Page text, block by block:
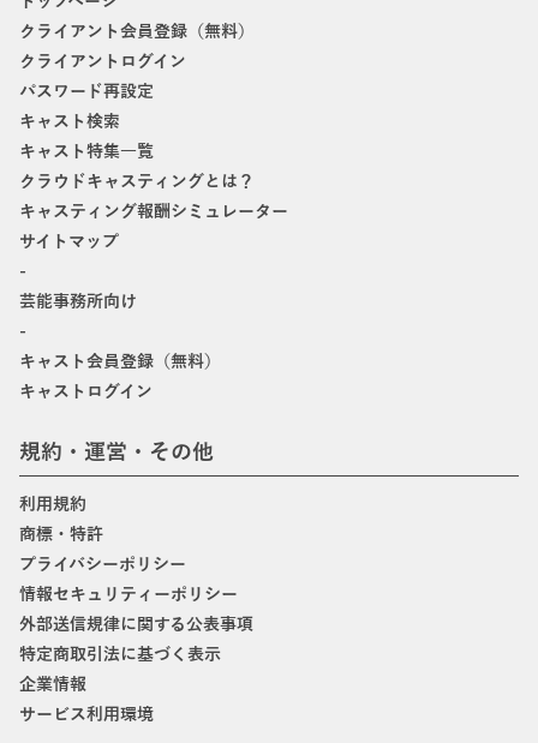
クライアント会員登録（無料）
クライアントログイン
パスワード再設定
キャスト検索
キャスト特集一覧
クラウドキャスティングとは？
キャスティング報酬シミュレーター
サイトマップ
-
芸能事務所向け
-
キャスト会員登録（無料）
キャストログイン
規約・運営・その他
利用規約
商標・特許
プライバシーポリシー
情報セキュリティーポリシー
外部送信規律に関する公表事項
特定商取引法に基づく表示
企業情報
サービス利用環境